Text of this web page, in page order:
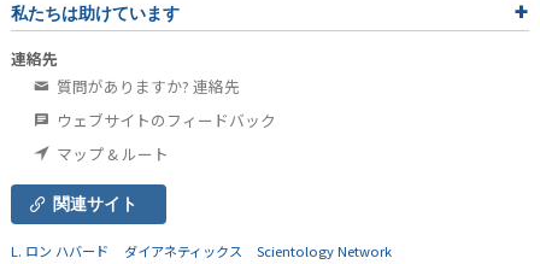
私たちは助けています
連絡先
質問がありますか? 連絡先
ウェブサイトのフィードバック
マップ & ルート
関連サイト
L. ロン ハバード ダイアネティックス Scientology Network